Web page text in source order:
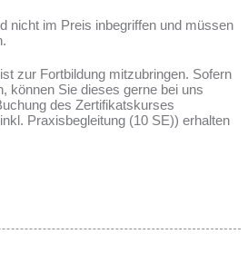
nicht im Preis inbegriffen und müssen
zur Fortbildung mitzubringen. Sofern
können Sie dieses gerne bei uns
des Zertifikatskurses
Praxisbegleitung (10 SE)) erhalten